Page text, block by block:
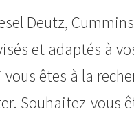
Deutz,
et adaptés à
êtes à la
Souhaitez-vous